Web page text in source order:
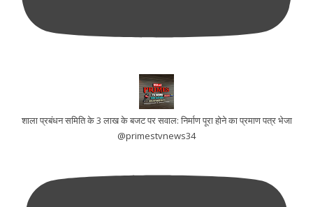
शाला प्रबंधन समिति के 3 लाख के बजट पर सवाल: निर्माण पूरा होने का प्रमाण पत्र भेजा
@primestvnews34